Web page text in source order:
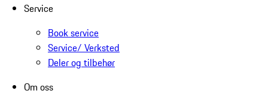
Service
Book service
Service/ Verksted
Deler og tilbehør
Om oss